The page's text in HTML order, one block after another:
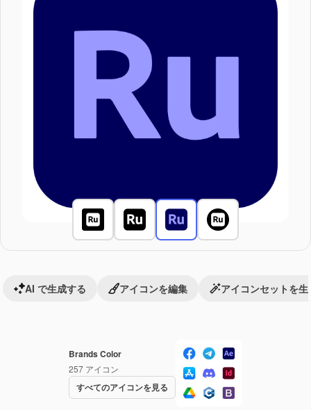
Brands Color
257 アイコン
すべてのアイコンを見る
AI で生成する アイコンを編集 アイコンセットを生